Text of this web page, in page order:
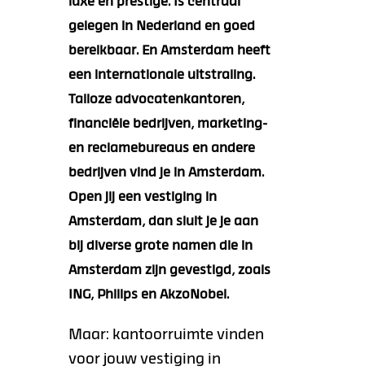
gelegen in Nederland en goed
bereikbaar. En Amsterdam heeft
een internationale uitstraling.
Talloze advocatenkantoren,
financiële bedrijven, marketing-
en reclamebureaus en andere
bedrijven vind je in Amsterdam.
Open jij een vestiging in
Amsterdam, dan sluit je je aan
bij diverse grote namen die in
Amsterdam zijn gevestigd, zoals
ING, Philips en AkzoNobel.
Maar: kantoorruimte vinden
voor jouw vestiging in